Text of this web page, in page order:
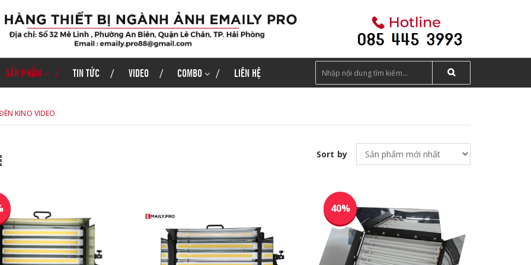
SẢN PHẨM TIN TỨC VIDEO COMBO LIÊN HỆ
KINO VIDEO
Sort by
40%